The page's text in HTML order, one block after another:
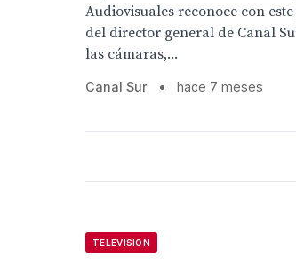
Audiovisuales reconoce con
del director general de Canal
las cámaras,...
Canal Sur • hace 7 meses
TELEVISION